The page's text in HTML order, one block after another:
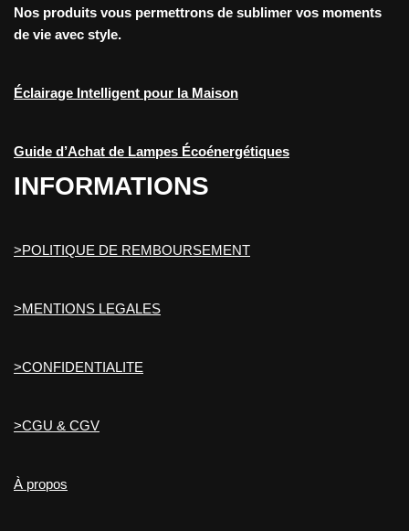
Nos produits vous permettrons de sublimer vos moments
de vie avec style.
Éclairage Intelligent pour la Maison
Guide d’Achat de Lampes Écoénergétiques
INFORMATIONS
>POLITIQUE DE REMBOURSEMENT
>MENTIONS LEGALES
>CONFIDENTIALITE
>CGU & CGV
À propos